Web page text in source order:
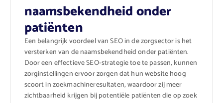
naamsbekendheid onder
patiënten
Een belangrijk voordeel van SEO in de zorgsector is het
versterken van de naamsbekendheid onder patiënten.
Door een effectieve SEO-strategie toe te passen, kunnen
zorginstellingen ervoor zorgen dat hun website hoog
scoort in zoekmachineresultaten, waardoor zij meer
zichtbaarheid krijgen bij potentiële patiënten die op zoek